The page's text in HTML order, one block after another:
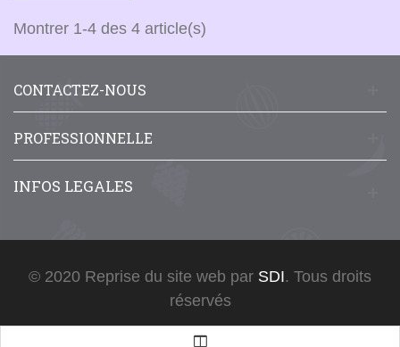
Montrer 1-4 des 4 article(s)
CONTACTEZ-NOUS
PROFESSIONNELLE
INFOS LEGALES
© 2020 Reprise du site web par SDI. Tous droits
réservés